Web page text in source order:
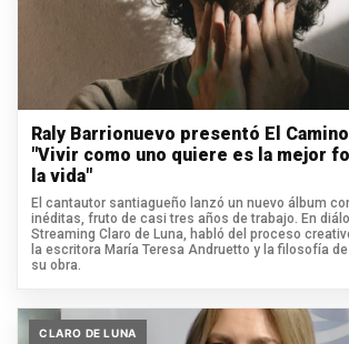
Raly Barrionuevo presentó El
"Vivir como uno quiere es la mejor
la vida"
El cantautor santiagueño lanzó un nuevo álbum
inéditas, fruto de casi tres años de trabajo. En
Streaming Claro de Luna, habló del proceso
la escritora María Teresa Andruetto y la filosofía
su obra.
CLARO DE LUNA